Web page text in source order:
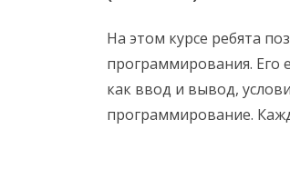
На этом курсе ребята
программирования. Его
как ввод и вывод,
программирование.